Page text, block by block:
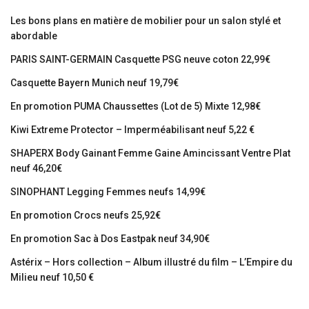
Les bons plans en matière de mobilier pour un salon stylé et
abordable
PARIS SAINT-GERMAIN Casquette PSG neuve coton 22,99€
Casquette Bayern Munich neuf 19,79€
En promotion PUMA Chaussettes (Lot de 5) Mixte 12,98€
Kiwi Extreme Protector – Imperméabilisant neuf 5,22 €
SHAPERX Body Gainant Femme Gaine Amincissant Ventre Plat
neuf 46,20€
SINOPHANT Legging Femmes neufs 14,99€
En promotion Crocs neufs 25,92€
En promotion Sac à Dos Eastpak neuf 34,90€
Astérix – Hors collection – Album illustré du film – L’Empire du
Milieu neuf 10,50 €